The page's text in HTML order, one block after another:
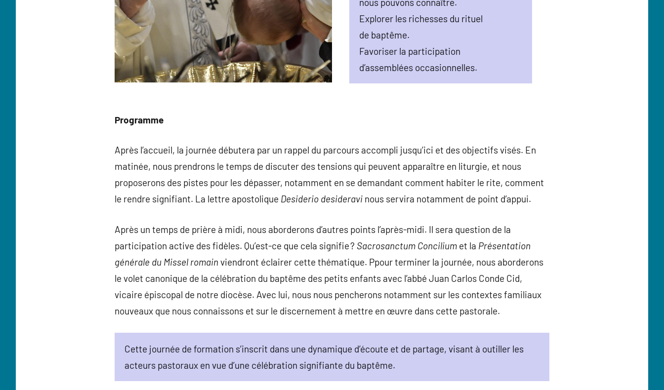
Explorer les richesses du rituel
de baptême.
Favoriser la participation
d’assemblées occasionnelles.
Programme
Après l’accueil, la journée débutera par un rappel du parcours accompli jusqu’ici et des objectifs visés. En
matinée, nous prendrons le temps de discuter des tensions qui peuvent apparaître en liturgie, et nous
proposerons des pistes pour les dépasser, notamment en se demandant comment habiter le rite, comment
le rendre signifiant. La lettre apostolique Desiderio desideravi nous servira notamment de point d’appui.
Après un temps de prière à midi, nous aborderons d’autres points l’après-midi. Il sera question de la
participation active des fidèles. Qu’est-ce que cela signifie ? Sacrosanctum Concilium et la Présentation
générale du Missel romain viendront éclairer cette thématique. Ppour terminer la journée, nous aborderons
le volet canonique de la célébration du baptême des petits enfants avec l’abbé Juan Carlos Conde Cid,
vicaire épiscopal de notre diocèse. Avec lui, nous nous pencherons notamment sur les contextes familiaux
nouveaux que nous connaissons et sur le discernement à mettre en œuvre dans cette pastorale.
Cette journée de formation s’inscrit dans une dynamique d’écoute et de partage, visant à outiller les
acteurs pastoraux en vue d’une célébration signifiante du baptême.